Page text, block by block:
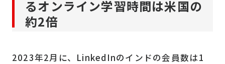
るオンライン学習時間は米国の
約2倍
2023年2月に、LinkedInのインドの会員数は1